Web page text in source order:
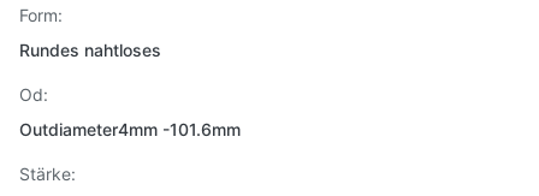
Form:
Rundes nahtloses
Od:
Outdiameter4mm -101.6mm
Stärke: